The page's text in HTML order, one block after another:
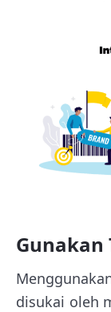
Gunakan
disukai oleh